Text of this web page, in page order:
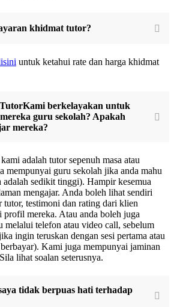
khidmat tutor?
untuk ketahui rate dan harga khidmat
berkelayakan untuk
guru sekolah? Apakah
mereka?
adalah tutor sepenuh masa atau
mempunyai guru sekolah jika anda mahu
adalah sedikit tinggi). Hampir kesemua
mengajar. Anda boleh lihat sendiri
tutor, testimoni dan rating dari klien
profil mereka. Atau anda boleh juga
melalui telefon atau video call, sebelum
ingin teruskan dengan sesi pertama atau
Kami juga mempunyai jaminan
lihat soalan seterusnya.
tidak berpuas hati terhadap